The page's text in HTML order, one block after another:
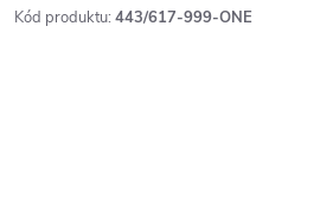
Kód produktu: 443/617-999-ONE